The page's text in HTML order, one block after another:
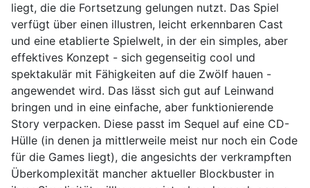
liegt, die die Fortsetzung gelungen nutzt. Das Spiel
verfügt über einen illustren, leicht erkennbaren Cast
und eine etablierte Spielwelt, in der ein simples, aber
effektives Konzept - sich gegenseitig cool und
spektakulär mit Fähigkeiten auf die Zwölf hauen -
angewendet wird. Das lässt sich gut auf Leinwand
bringen und in eine einfache, aber funktionierende
Story verpacken. Diese passt im Sequel auf eine CD-
Hülle (in denen ja mittlerweile meist nur noch ein Code
für die Games liegt), die angesichts der verkrampften
Überkomplexität mancher aktueller Blockbuster in